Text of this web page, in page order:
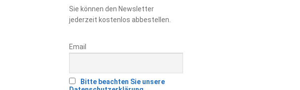
Sie können den Newsletter
jederzeit kostenlos abbestellen.
Email
Bitte beachten Sie unsere